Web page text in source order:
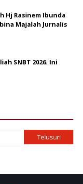
Hj Rasinem Ibunda
Majalah Jurnalis
SNBT 2026. Ini